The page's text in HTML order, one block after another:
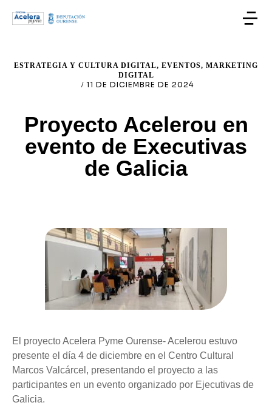
ESTRATEGIA Y CULTURA DIGITAL, EVENTOS, MARKETING
DIGITAL
/ 11 DE DICIEMBRE DE 2024
Proyecto Acelerou en
evento de Executivas
de Galicia
El proyecto Acelera Pyme Ourense- Acelerou estuvo
presente el día 4 de diciembre en el Centro Cultural
Marcos Valcárcel, presentando el proyecto a las
participantes en un evento organizado por Ejecutivas de
Galicia.